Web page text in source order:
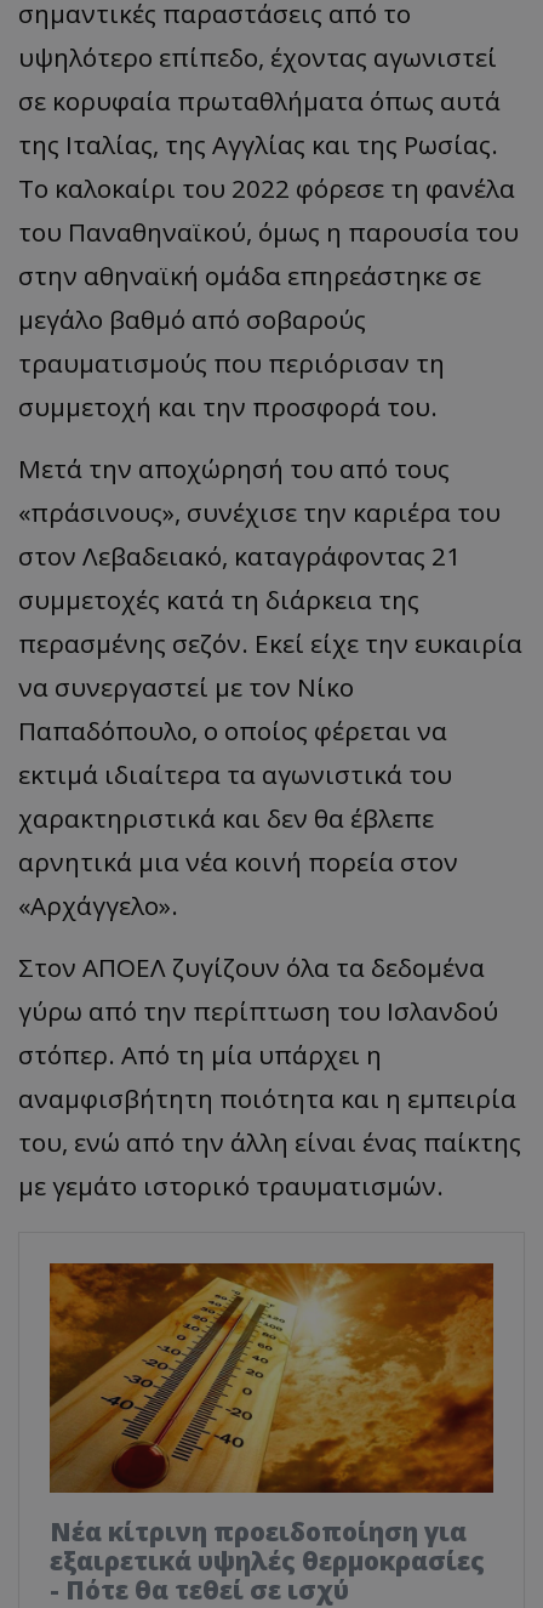
σημαντικές παραστάσεις από το
υψηλότερο επίπεδο, έχοντας αγωνιστεί
σε κορυφαία πρωταθλήματα όπως αυτά
της Ιταλίας, της Αγγλίας και της Ρωσίας.
Το καλοκαίρι του 2022 φόρεσε τη φανέλα
του Παναθηναϊκού, όμως η παρουσία του
στην αθηναϊκή ομάδα επηρεάστηκε σε
μεγάλο βαθμό από σοβαρούς
τραυματισμούς που περιόρισαν τη
συμμετοχή και την προσφορά του.
Μετά την αποχώρησή του από τους
«πράσινους», συνέχισε την καριέρα του
στον Λεβαδειακό, καταγράφοντας 21
συμμετοχές κατά τη διάρκεια της
περασμένης σεζόν. Εκεί είχε την ευκαιρία
να συνεργαστεί με τον Νίκο
Παπαδόπουλο, ο οποίος φέρεται να
εκτιμά ιδιαίτερα τα αγωνιστικά του
χαρακτηριστικά και δεν θα έβλεπε
αρνητικά μια νέα κοινή πορεία στον
«Αρχάγγελο».
Στον ΑΠΟΕΛ ζυγίζουν όλα τα δεδομένα
γύρω από την περίπτωση του Ισλανδού
στόπερ. Από τη μία υπάρχει η
αναμφισβήτητη ποιότητα και η εμπειρία
του, ενώ από την άλλη είναι ένας παίκτης
με γεμάτο ιστορικό τραυματισμών.
Νέα κίτρινη προειδοποίηση για
εξαιρετικά υψηλές θερμοκρασίες
- Πότε θα τεθεί σε ισχύ